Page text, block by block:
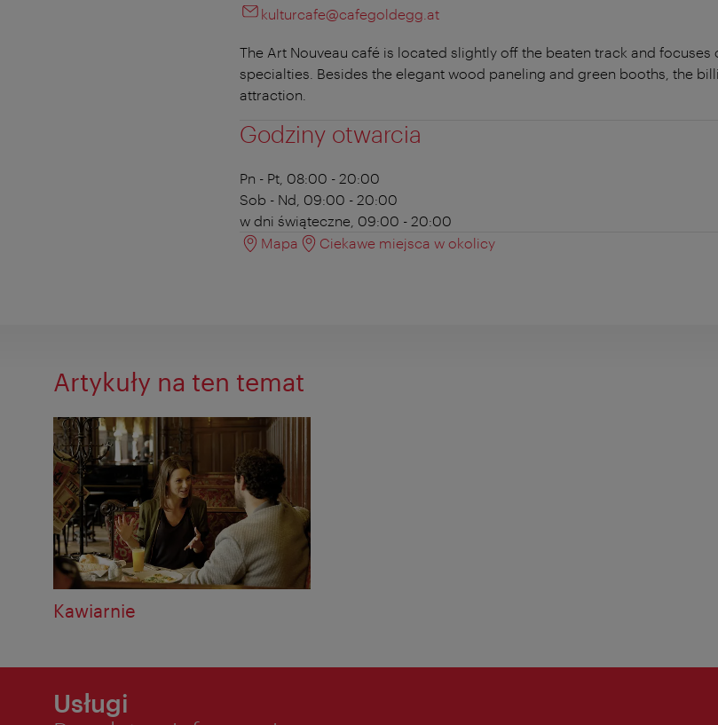
kulturcafe@cafegoldegg.at
The Art Nouveau café is located slightly off the beaten track and
specialties. Besides the elegant wood paneling and green booths, the
attraction.
Godziny otwarcia
Pn - Pt, 08:00 - 20:00
Sob - Nd, 09:00 - 20:00
w dni świąteczne, 09:00 - 20:00
Mapa
Ciekawe miejsca w okolicy
Artykuły na ten temat
Kawiarnie
Usługi